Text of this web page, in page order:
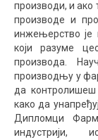
производи, и ако
производе и
инжењерство је
који разуме
производа.
производњу у
да контролишеш
како да
Дипломци
индустрији,